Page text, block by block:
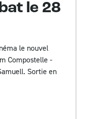
le 28
le nouvel
Compostelle -
Sortie en